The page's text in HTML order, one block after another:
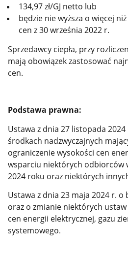
134,97 zł/GJ netto lub
będzie nie wyższa o więcej
cen z 30 września 2022 r.
Sprzedawcy ciepła, przy
mają obowiązek zastosować
cen.
Podstawa prawna:
Ustawa z dnia 27 listopada
środkach nadzwyczajnych
ograniczenie wysokości cen
wsparciu niektórych odbiorców
2024 roku oraz niektórych
Ustawa z dnia 23 maja 2024 r.
oraz o zmianie niektórych
cen energii elektrycznej, gazu
systemowego.